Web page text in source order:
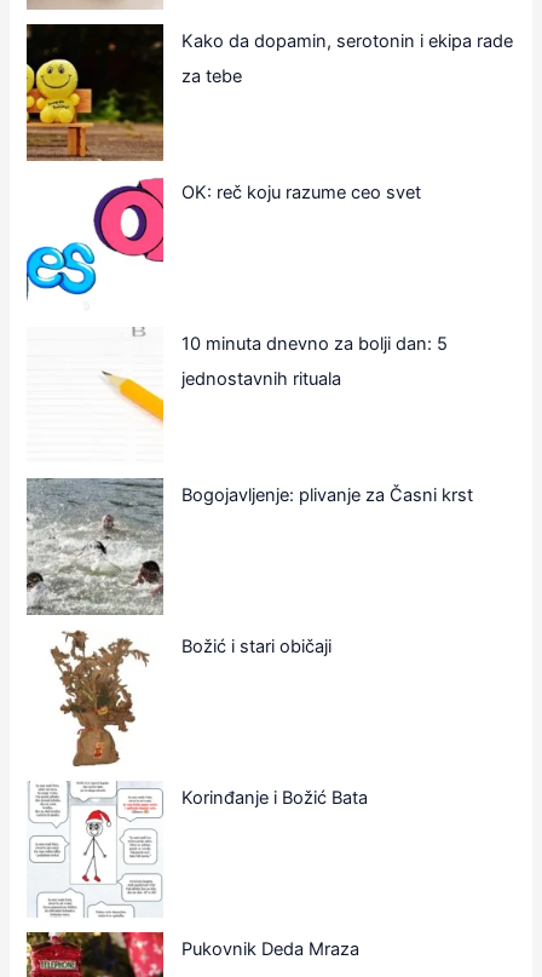
Kako da dopamin, serotonin i ekipa rade
za tebe
OK: reč koju razume ceo svet
10 minuta dnevno za bolji dan: 5
jednostavnih rituala
Bogojavljenje: plivanje za Časni krst
Božić i stari običaji
Korinđanje i Božić Bata
Pukovnik Deda Mraza